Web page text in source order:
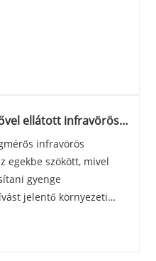
ellátott infravörös
infravörös
egekbe szökött, mivel
gyenge
jelentő környezeti
azok felhasználását,